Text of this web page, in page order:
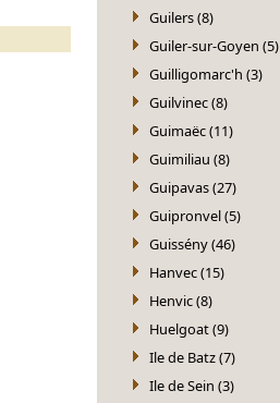
Guilers (8)
Guiler-sur-Goyen (5)
Guilligomarc'h (3)
Guilvinec (8)
Guimaëc (11)
Guimiliau (8)
Guipavas (27)
Guipronvel (5)
Guissény (46)
Hanvec (15)
Henvic (8)
Huelgoat (9)
Ile de Batz (7)
Ile de Sein (3)